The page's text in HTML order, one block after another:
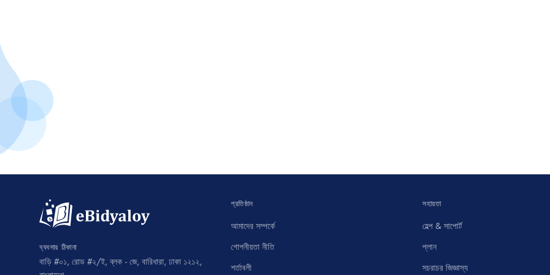
ব্যবসার ঠিকানা
বাড়ি #০১, রোড #২/ই, ব্লক - জে, বারিধারা, ঢাকা ১২১২,
প্রতিষ্ঠান
আমাদের সম্পর্কে
গোপনীয়তা নীতি
শর্তাবলী
সহায়তা
হেল্প & সাপোর্ট
প্লান
সচরাচর জিজ্ঞাস্য